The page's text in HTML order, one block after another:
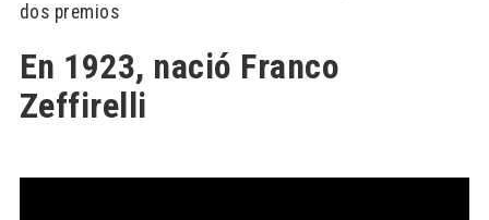
dos premios
En 1923, nació Franco
Zeffirelli